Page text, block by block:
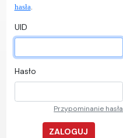
hasła
UID
Hasło
Przypominanie hasła
ZALOGUJ